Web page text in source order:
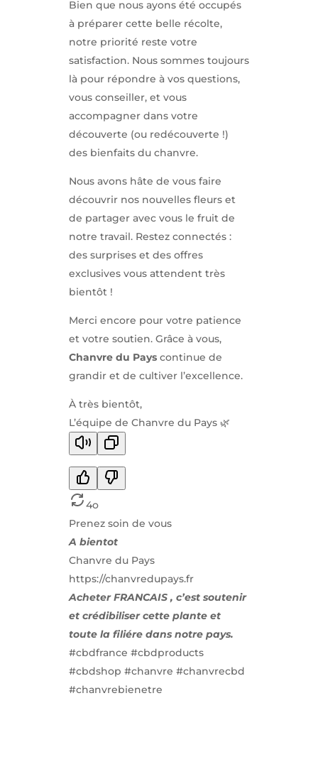
Bien que nous ayons été occupés
à préparer cette belle récolte,
notre priorité reste votre
satisfaction. Nous sommes toujours
là pour répondre à vos questions,
vous conseiller, et vous
accompagner dans votre
découverte (ou redécouverte !)
des bienfaits du chanvre.
Nous avons hâte de vous faire
découvrir nos nouvelles fleurs et
de partager avec vous le fruit de
notre travail. Restez connectés :
des surprises et des offres
exclusives vous attendent très
bientôt !
Merci encore pour votre patience
et votre soutien. Grâce à vous,
Chanvre du Payscontinue de
grandir et de cultiver l’excellence.
À très bientôt,
L’équipe de Chanvre du Pays 🌿
4o
Prenez soin de vous
A bientot
Chanvre du Pays
https://chanvredupays.fr
Acheter FRANCAIS , c’est soutenir
et crédibiliser cette plante et
toute la filiére dans notre pays.
#cbdfrance #cbdproducts
#cbdshop #chanvre #chanvrecbd
#chanvrebienetre